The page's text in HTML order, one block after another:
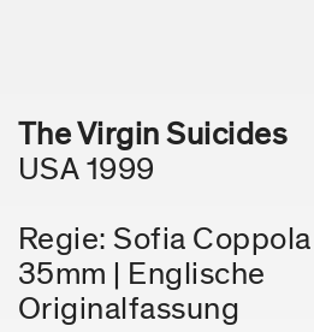
The Virgin Suicides
USA 1999
Regie: Sofia Coppola
35mm | Englische
Originalfassung